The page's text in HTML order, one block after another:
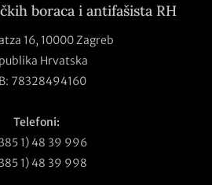
boraca i antifašista RH
16, 10000 Zagreb
Hrvatska
78328494160
Telefoni:
1) 48 39 996
1) 48 39 998